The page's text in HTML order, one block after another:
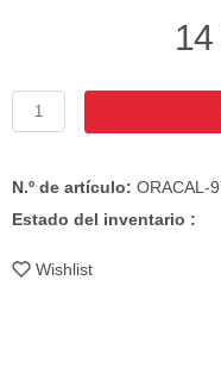
N.º de artículo: ORACAL-
Estado del inventario :
Wishlist